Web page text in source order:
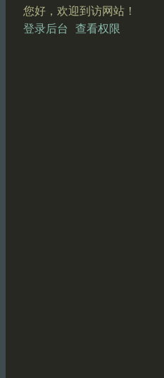
您好，欢迎到访网站！
登录后台 查看权限